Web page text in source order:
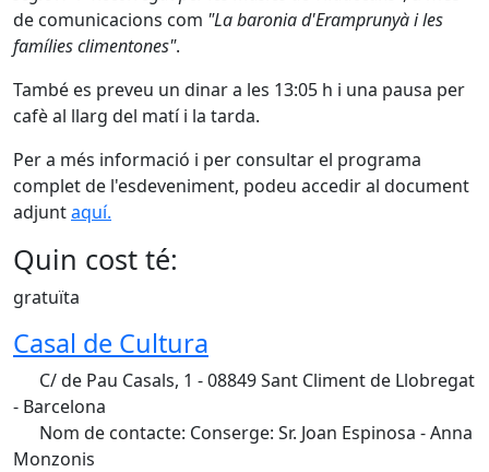
de comunicacions com "La baronia d'Eramprunyà i les
famílies climentones".
També es preveu un dinar a les 13:05 h i una pausa per
cafè al llarg del matí i la tarda.
Per a més informació i per consultar el programa
complet de l'esdeveniment, podeu accedir al document
adjuntaquí.
Quin cost té:
gratuïta
Casal de Cultura
C/ de Pau Casals, 1 - 08849 Sant Climent de Llobregat
- Barcelona
Nom de contacte: Conserge: Sr. Joan Espinosa - Anna
Monzonis